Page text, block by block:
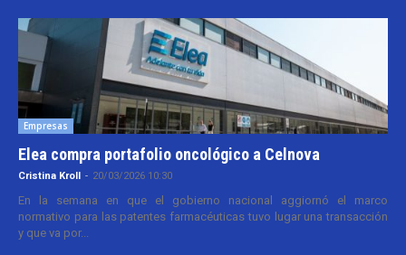
Empresas
Elea compra portafolio oncológico a Celnova
Cristina Kroll - 20/03/2026 10:30
En la semana en que el gobierno nacional aggiornó el marco
normativo para las patentes farmacéuticas tuvo lugar una transacción
y que va por...